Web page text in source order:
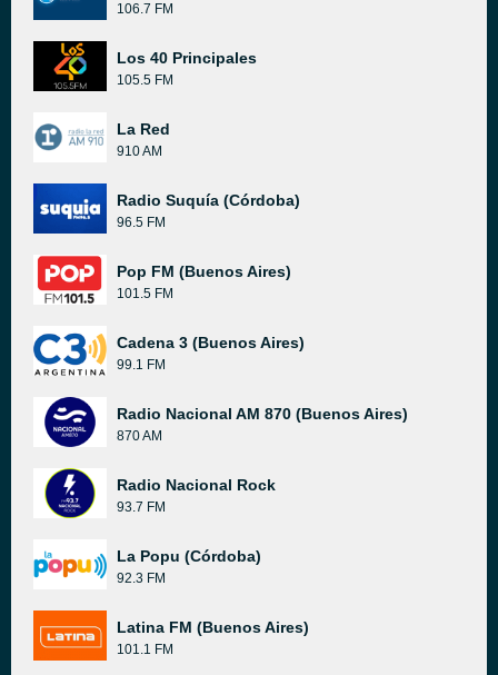
106.7 FM
Los 40 Principales
105.5 FM
La Red
910 AM
Radio Suquía (Córdoba)
96.5 FM
Pop FM (Buenos Aires)
101.5 FM
Cadena 3 (Buenos Aires)
99.1 FM
Radio Nacional AM 870 (Buenos Aires)
870 AM
Radio Nacional Rock
93.7 FM
La Popu (Córdoba)
92.3 FM
Latina FM (Buenos Aires)
101.1 FM